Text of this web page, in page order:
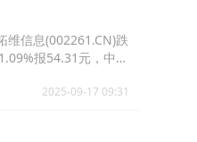
维信息(002261.CN)跌
报54.31元，中国
2025-09-17 09:31